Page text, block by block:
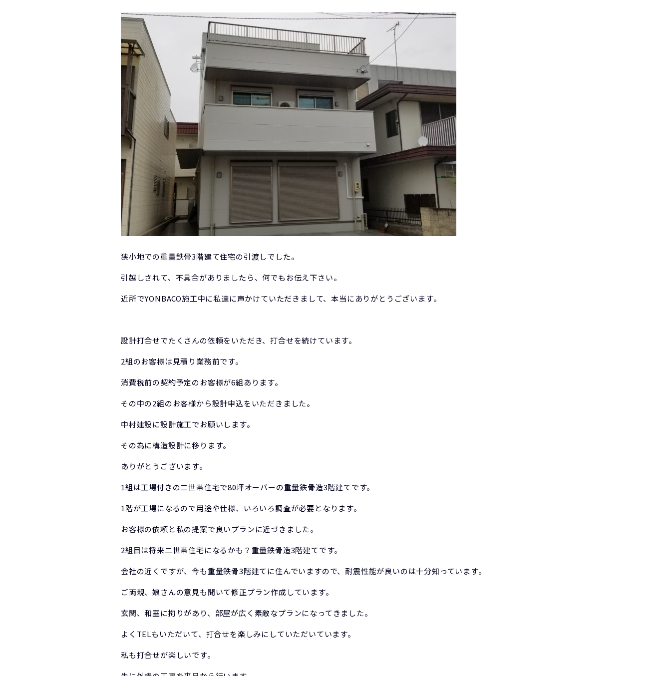
狭小地での重量鉄骨3階建て住宅の引渡しでした。
引越しされて、不具合がありましたら、何でもお伝え下さい。
近所でYONBACO施工中に私達に声かけていただきまして、本当にありがとうございます。
設計打合せでたくさんの依頼をいただき、打合せを続けています。
2組のお客様は見積り業務前です。
消費税前の契約予定のお客様が6組あります。
その中の2組のお客様から設計申込をいただきました。
中村建設に設計施工でお願いします。
その為に構造設計に移ります。
ありがとうございます。
1組は工場付きの二世帯住宅で80坪オーバーの重量鉄骨造3階建てです。
1階が工場になるので用途や仕様、いろいろ調査が必要となります。
お客様の依頼と私の提案で良いプランに近づきました。
2組目は将来二世帯住宅になるかも？重量鉄骨造3階建てです。
会社の近くですが、今も重量鉄骨3階建てに住んでいますので、耐震性能が良いのは十分知っています。
ご両親、娘さんの意見も聞いて修正プラン作成しています。
玄関、和室に拘りがあり、部屋が広く素敵なプランになってきました。
よくTELもいただいて、打合せを楽しみにしていただいています。
私も打合せが楽しいです。